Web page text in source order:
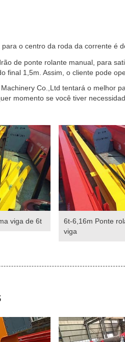
o centro da roda da corrente é
de ponte rolante manual, para
final 1,5m. Assim, o cliente pode
Co.,Ltd tentará o melhor
momento se você tiver
viga de 6t
6t-6,16m Ponte
viga